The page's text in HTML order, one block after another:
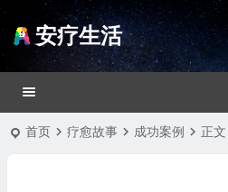
安疗生活
首页 疗愈故事 成功案例 正文